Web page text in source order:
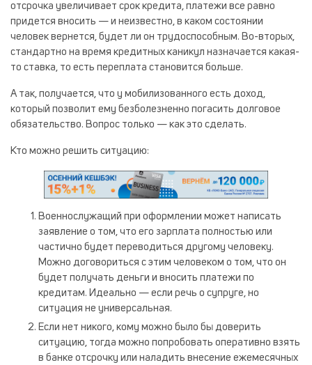
отсрочка увеличивает срок кредита, платежи все равно
придется вносить — и неизвестно, в каком состоянии
человек вернется, будет ли он трудоспособным. Во-вторых,
стандартно на время кредитных каникул назначается какая-
то ставка, то есть переплата становится больше.
А так, получается, что у мобилизованного есть доход,
который позволит ему безболезненно погасить долговое
обязательство. Вопрос только — как это сделать.
Кто можно решить ситуацию:
Военнослужащий при оформлении может написать
заявление о том, что его зарплата полностью или
частично будет переводиться другому человеку.
Можно договориться с этим человеком о том, что он
будет получать деньги и вносить платежи по
кредитам. Идеально — если речь о супруге, но
ситуация не универсальная.
Если нет никого, кому можно было бы доверить
ситуацию, тогда можно попробовать оперативно взять
в банке отсрочку или наладить внесение ежемесячных